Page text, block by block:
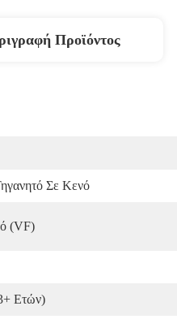
Προϊόντος
Σε Κενό
(VF)
Ετών)